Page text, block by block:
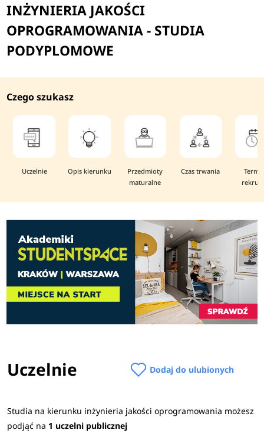
INŻYNIERIA JAKOŚCI
OPROGRAMOWANIA - STUDIA
PODYPLOMOWE
Czego szukasz
Uczelnie Opis kierunku
Przedmioty
maturalne
Czas trwania
Uczelnie Dodaj do ulubionych
Studia na kierunku inżynieria jakości oprogramowania możesz
podjąć na 1 uczelni publicznej